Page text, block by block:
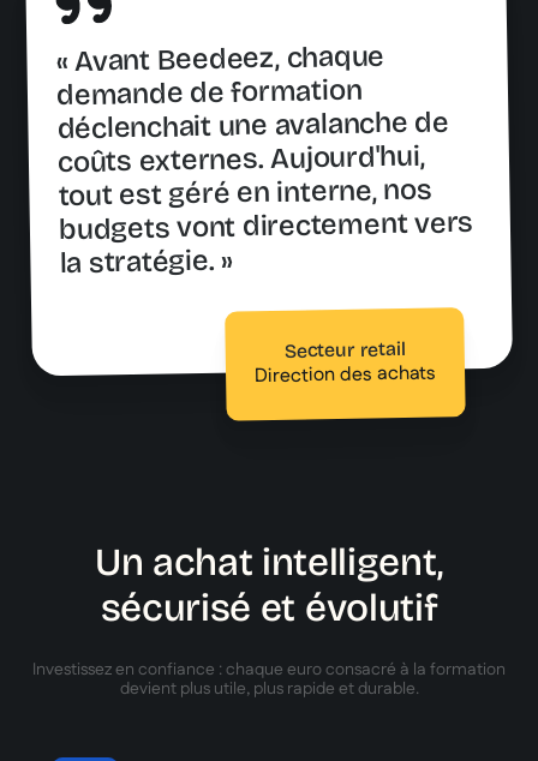
« Avant Beedeez, chaque
demande de formation
déclenchait une avalanche de
coûts externes. Aujourd'hui,
tout est géré en interne, nos
budgets vont directement vers
la stratégie. »
Secteur retail
Direction des achats
Un achat intelligent,
sécurisé et évolutif
Investissez en confiance : chaque euro consacré à la formation
devient plus utile, plus rapide et durable.